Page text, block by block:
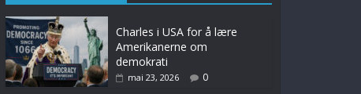
Charles i USA for å lære
Amerikanerne om
demokrati
mai 23, 2026 0